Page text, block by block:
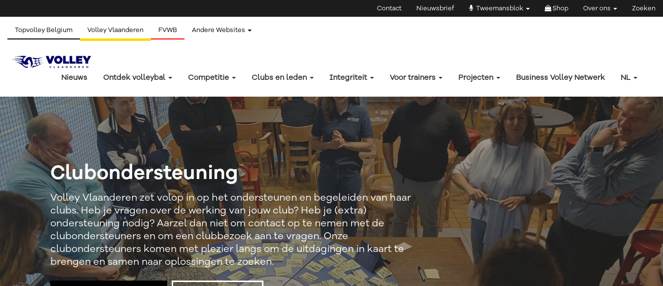
Contact Nieuwsbrief Tweemansblok Shop Over ons Zoeken
Topvolley Belgium Volley Vlaanderen FVWB Andere Websites
Nieuws Ontdek volleybal Competitie Clubs en leden Integriteit Voor trainers Projecten Business Volley Netwerk NL
Clubondersteuning
Volley Vlaanderen zet volop in op het ondersteunen en begeleiden van haar
clubs. Heb je vragen over de werking van jouw club? Heb je (extra)
ondersteuning nodig? Aarzel dan niet om contact op te nemen met de
clubondersteuners en om een clubbezoek aan te vragen. Onze
clubondersteuners komen met plezier langs om de uitdagingen in kaart te
brengen en samen naar oplossingen te zoeken.